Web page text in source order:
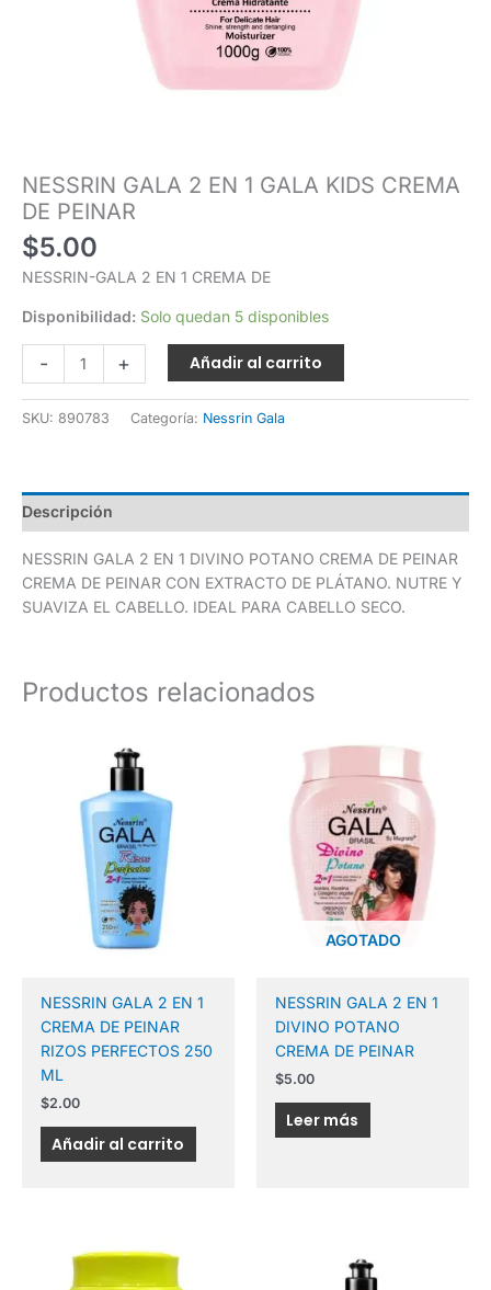
NESSRIN GALA 2 EN 1 GALA KIDS CREMA
DE PEINAR
$5.00
NESSRIN-GALA 2 EN 1 CREMA DE
Disponibilidad: Solo quedan 5 disponibles
- + Añadir al carrito
SKU: 890783 Categoría: Nessrin Gala
Descripción
NESSRIN GALA 2 EN 1 DIVINO POTANO CREMA DE PEINAR
CREMA DE PEINAR CON EXTRACTO DE PLÁTANO. NUTRE Y
SUAVIZA EL CABELLO. IDEAL PARA CABELLO SECO.
Productos relacionados
NESSRIN GALA 2 EN 1
CREMA DE PEINAR
RIZOS PERFECTOS 250
ML
$2.00
Añadir al carrito
AGOTADO
NESSRIN GALA 2 EN 1
DIVINO POTANO
CREMA DE PEINAR
$5.00
Leer más